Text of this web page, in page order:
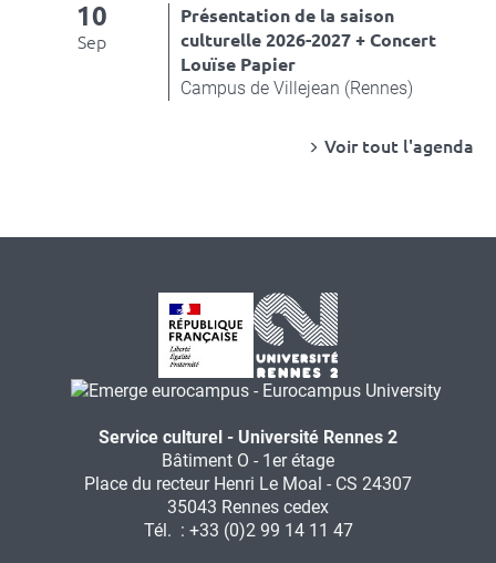
10
Sep
Présentation de la saison
culturelle 2026-2027 + Concert
Louïse Papier
Campus de Villejean (Rennes)
Voir tout l'agenda
Service culturel - Université Rennes 2
Bâtiment O - 1er étage
Place du recteur Henri Le Moal - CS 24307
35043 Rennes cedex
Tél. : +33 (0)2 99 14 11 47